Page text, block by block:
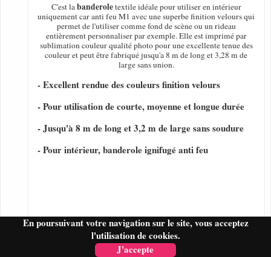
En poursuivant votre navigation sur le site, vous acceptez
l'utilisation de cookies.
J'accepte
C'est labanderoletextile idéale pour utiliser en intérieur
uniquement car anti feu M1 avec une superbe finition velours qui
permet de l'utiliser comme fond de scène ou un rideau
entièrement personnaliser par exemple. Elle est imprimé par
sublimation couleur qualité photo pour une excellente tenue des
couleur et peut être fabriqué jusqu'a 8 m de long et 3,28 m de
large sans union.
- Excellent rendue des couleurs finition velours
- Pour utilisation de courte, moyenne et longue durée
- Jusqu'à 8 m de long et 3,2 m de large sans soudure
- Pour intérieur, banderole ignifugé anti feu